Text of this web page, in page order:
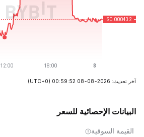
آخر تحديث: 2026-08-08 00:59:52 (UTC+0)
البيانات الإحصائية للسعر
القيمة السوقية